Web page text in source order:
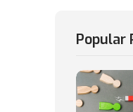
Popular